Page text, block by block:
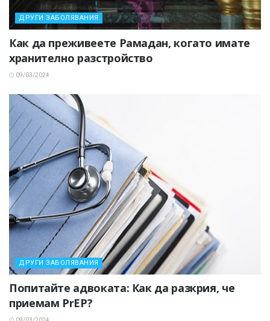
ДРУГИ ЗАБОЛЯВАНИЯ
Как да преживеете Рамадан, когато имате
хранително разстройство
09/03/2024
ДРУГИ ЗАБОЛЯВАНИЯ
Попитайте адвоката: Как да разкрия, че
приемам PrEP?